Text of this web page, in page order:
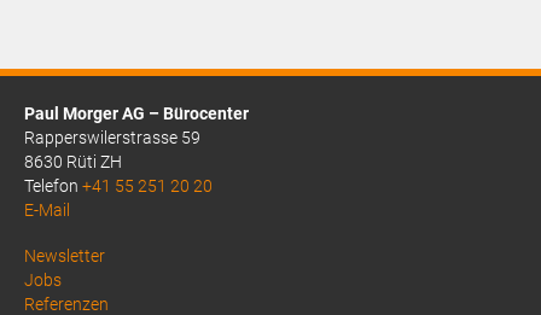
Paul Morger AG – Bürocenter
Rapperswilerstrasse 59
8630 Rüti ZH
Telefon +41 55 251 20 20
E-Mail
Above
Footer
Newsletter
Jobs
Referenzen